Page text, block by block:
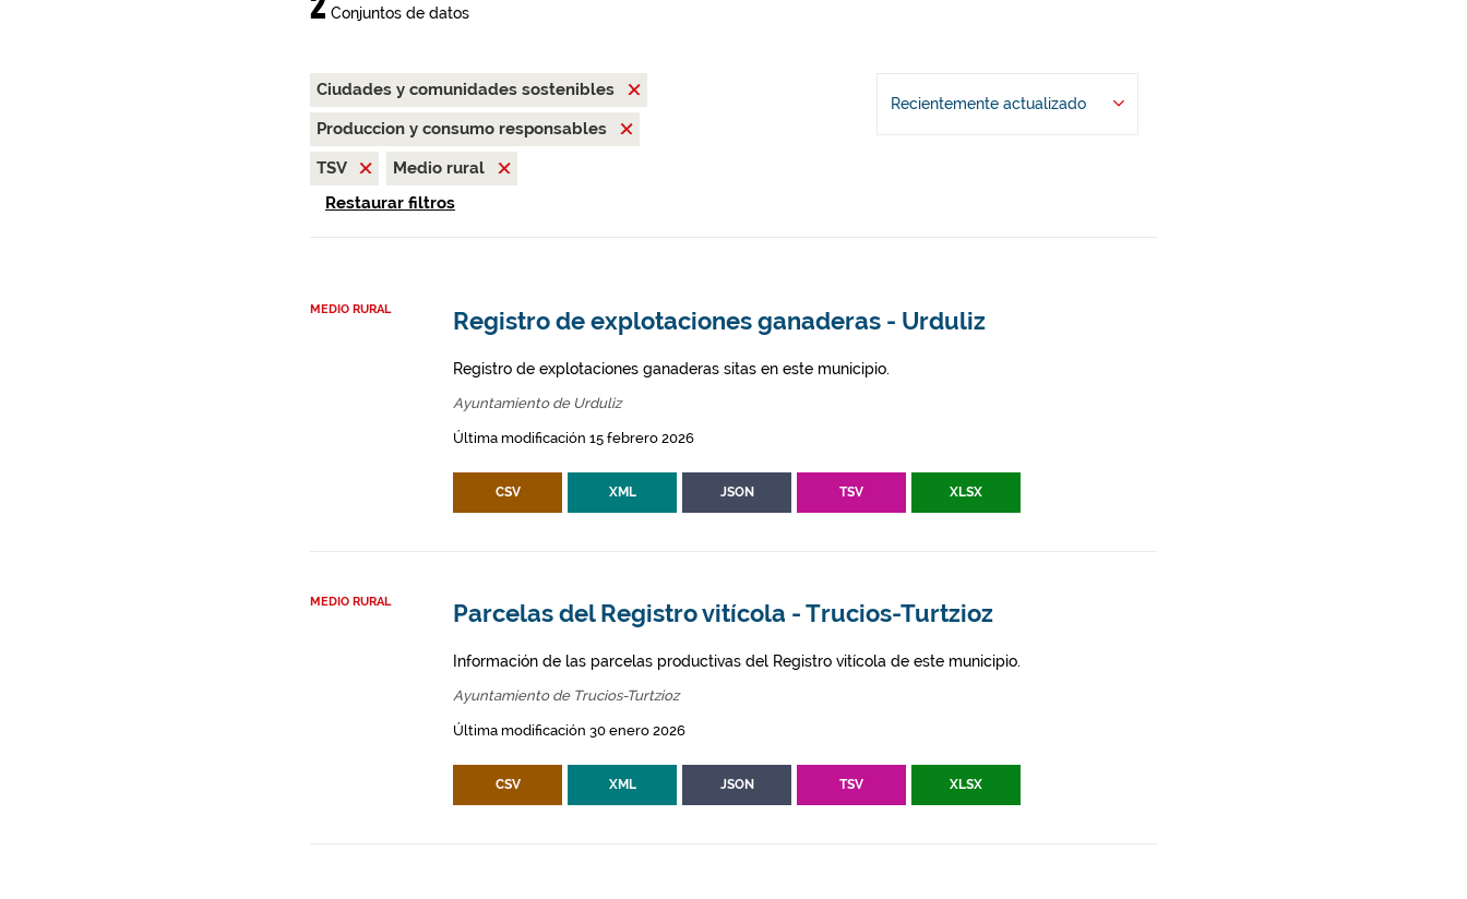
Conjuntos de datos
Ciudades y comunidades sostenibles
Produccion y consumo responsables
TSV
Medio rural
Restaurar filtros
Recientemente actualizado
MEDIO RURAL Registro de explotaciones ganaderas - Urduliz
Registro de explotaciones ganaderas sitas en este municipio.
Ayuntamiento de Urduliz
Última modificación 15 febrero 2026
CSV XML JSON TSV XLSX
MEDIO RURAL Parcelas del Registro vitícola - Trucios-Turtzioz
Información de las parcelas productivas del Registro vitícola de este municipio.
Ayuntamiento de Trucios-Turtzioz
Última modificación 30 enero 2026
CSV XML JSON TSV XLSX